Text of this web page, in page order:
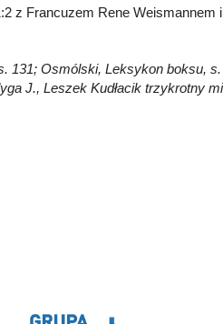
z Francuzem Rene Weismannem
131; Osmólski, Leksykon boksu,
J., Leszek Kudłacik trzykrotny